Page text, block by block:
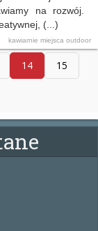
na rozwój.
(...)
kawiarnie miejsca outdoor
14
15